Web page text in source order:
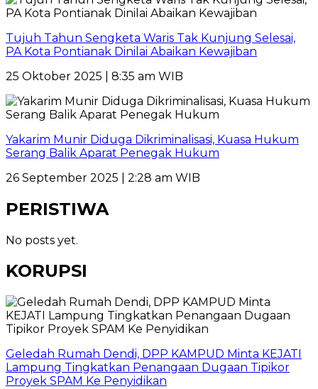
Tujuh Tahun Sengketa Waris Tak Kunjung Selesai,
PA Kota Pontianak Dinilai Abaikan Kewajiban
25 Oktober 2025 | 8:35 am WIB
Yakarim Munir Diduga Dikriminalisasi, Kuasa Hukum
Serang Balik Aparat Penegak Hukum
26 September 2025 | 2:28 am WIB
PERISTIWA
No posts yet.
KORUPSI
Geledah Rumah Dendi, DPP KAMPUD Minta KEJATI
Lampung Tingkatkan Penangaan Dugaan Tipikor
Proyek SPAM Ke Penyidikan